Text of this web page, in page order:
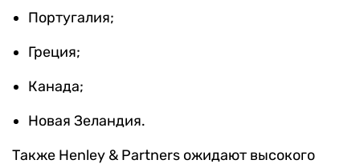
Португалия;
Греция;
Канада;
Новая Зеландия.
Также Henley & Partners ожидают высокого